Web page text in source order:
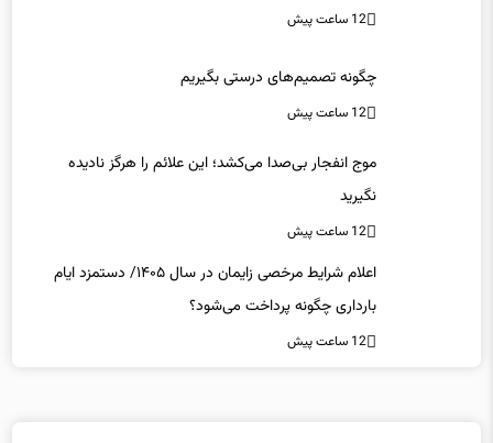
12 ساعت پیش
چگونه تصمیم‌های درستی بگیریم
12 ساعت پیش
موج انفجار بی‌صدا می‌کشد؛ این علائم را هرگز نادیده
نگیرید
12 ساعت پیش
اعلام شرایط مرخصی زایمان در سال ۱۴۰۵/ دستمزد ایام
بارداری چگونه پرداخت می‌شود؟
12 ساعت پیش